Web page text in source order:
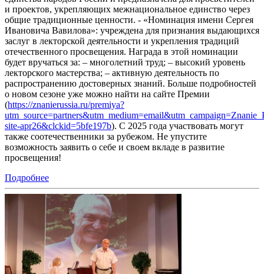
и проектов, укрепляющих межнациональное единство через
общие традиционные ценности. - «Номинация имени Сергея
Ивановича Вавилова»: учреждена для признания выдающихся
заслуг в лекторской деятельности и укрепления традиций
отечественного просвещения. Награда в этой номинации
будет вручаться за: – многолетний труд; – высокий уровень
лекторского мастерства; – активную деятельность по
распространению достоверных знаний. Больше подробностей
о новом сезоне уже можно найти на сайте Премии
(https://znanierussia.ru/premiya?
site-apr26&clckid=5bfe197b). С 2025 года участвовать могут
также соотечественники за рубежом. Не упустите
возможность заявить о себе и своем вкладе в развитие
просвещения!
Подробнее